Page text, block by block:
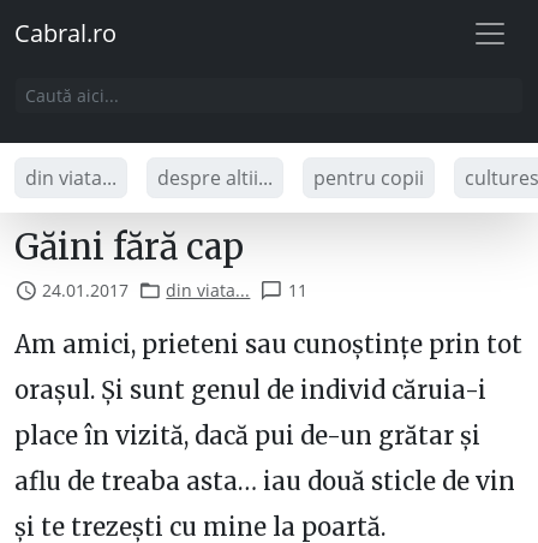
Cabral.ro
din viata... despre altii... pentru copii
Găini fără cap
24.01.2017 din viata... 11
Am amici, prieteni sau cunoștințe prin tot
orașul. Și sunt genul de individ căruia-i
place în vizită, dacă pui de-un grătar și
aflu de treaba asta… iau două sticle de vin
și te trezești cu mine la poartă.